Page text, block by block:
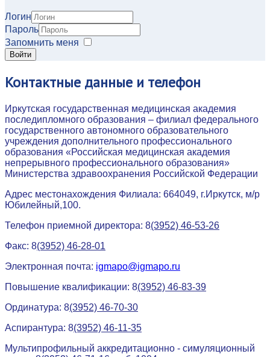
Логин
Пароль
Запомнить меня
Войти
Контактные данные и телефон
Иркутская государственная медицинская академия
последипломного образования – филиал федерального
государственного автономного образовательного
учреждения дополнительного профессионального
образования «Российская медицинская академия
непрерывного профессионального образования»
Министерства здравоохранения Российской Федерации
Адрес местонахождения Филиала: 664049, г.Иркутск, м/р
Юбилейный,100.
Телефон приемной директора: 8(3952) 46-53-26
Факс: 8(3952) 46-28-01
Электронная почта: igmapo@igmapo.ru
Повышение квалификации: 8(3952) 46-83-39
Ординатура: 8(3952) 46-70-30
Аспирантура: 8(3952) 46-11-35
Мультипрофильный аккредитационно - симуляционный